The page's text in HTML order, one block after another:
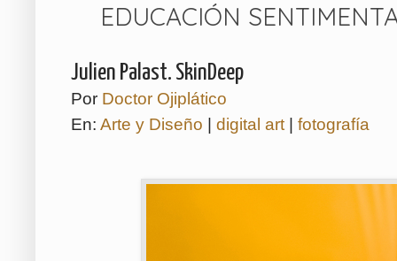
EDUCACIÓN
Julien Palast. SkinDeep
Por Doctor Ojiplático
En: Arte y Diseño digital art fotografía